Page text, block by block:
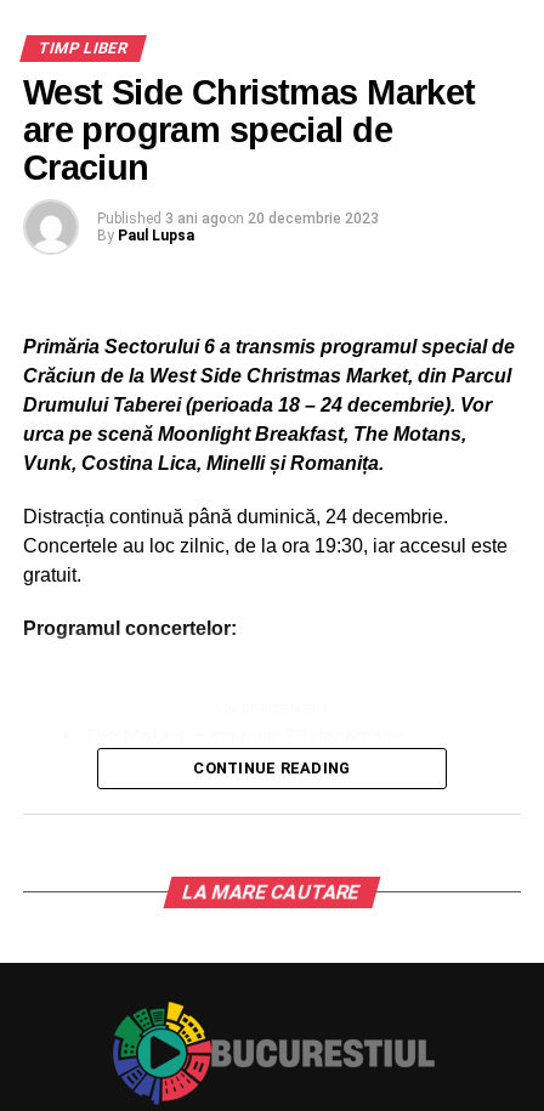
munte, iar în cursul zilei de marţi şi în vest.
TIMP LIBER
West Side Christmas Market
are program special de
Craciun
Published 3 ani agoon 20 decembrie 2023
By Paul Lupsa
Primăria Sectorului 6 a transmis programul special de
Crăciun de la West Side Christmas Market, din Parcul
Drumului Taberei (perioada 18 – 24 decembrie). Vor
urca pe scenă Moonlight Breakfast, The Motans,
Vunk, Costina Lica, Minelli și Romanița.
Distracția continuă până duminică, 24 decembrie.
Concertele au loc zilnic, de la ora 19:30, iar accesul este
gratuit.
Programul concertelor:
Vunk – joi, 21 decembrie;
Costina Lica / Corul Universității București – vineri,
Minelli – sâmbătă, 23 decembrie;
atracțiile vor fi deschise și în perioada Crăciunului.
Dacă ajunul îl petrecem cu Romanița, în prima zi de
Crăciun, de la ora 19.30, Irina Sârbu va susține un concert
CONTINUE READING
LA MARE CAUTARE